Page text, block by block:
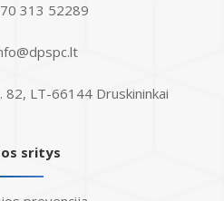
313 52289
82, LT-66144 Druskininkai
sritys